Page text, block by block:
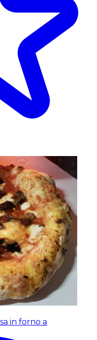
in forno a